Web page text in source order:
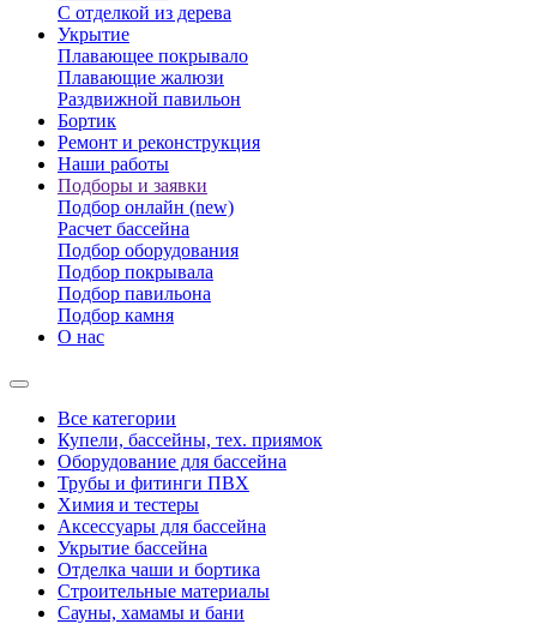
С отделкой из дерева
Укрытие
Плавающее покрывало
Плавающие жалюзи
Раздвижной павильон
Бортик
Ремонт и реконструкция
Наши работы
Подборы и заявки
Подбор онлайн (new)
Расчет бассейна
Подбор оборудования
Подбор покрывала
Подбор павильона
Подбор камня
О нас
Все категории
Купели, бассейны, тех. приямок
Оборудование для бассейна
Трубы и фитинги ПВХ
Химия и тестеры
Аксессуары для бассейна
Укрытие бассейна
Отделка чаши и бортика
Строительные материалы
Сауны, хамамы и бани